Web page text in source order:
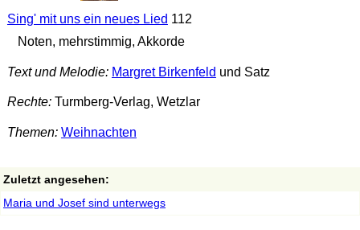
Sing' mit uns ein neues Lied 112
Noten, mehrstimmig, Akkorde
Text und Melodie: Margret Birkenfeld und Satz
Rechte:Turmberg-Verlag, Wetzlar
Themen: Weihnachten
Zuletzt angesehen:
Maria und Josef sind unterwegs